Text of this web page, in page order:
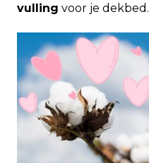
vulling voor je dekbed.